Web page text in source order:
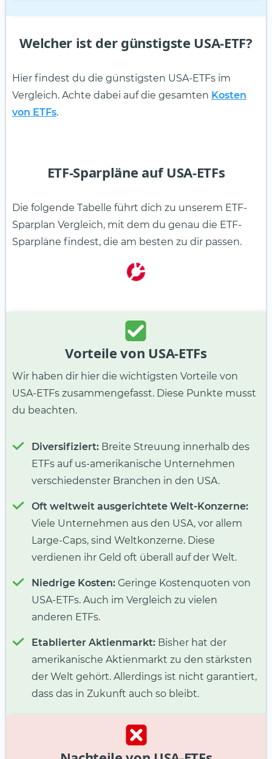
Welcher ist der günstigste USA-ETF?
Hier findest du die günstigsten USA-ETFs im
Vergleich. Achte dabei auf die gesamten Kosten
von ETFs.
ETF-Sparpläne auf USA-ETFs
Die folgende Tabelle führt dich zu unserem ETF-
Sparplan Vergleich, mit dem du genau die ETF-
Sparpläne findest, die am besten zu dir passen.
Vorteile von USA-ETFs
Wir haben dir hier die wichtigsten Vorteile von
USA-ETFs zusammengefasst. Diese Punkte musst
du beachten.
Diversifiziert: Breite Streuung innerhalb des
ETFs auf us-amerikanische Unternehmen
verschiedenster Branchen in den USA.
Oft weltweit ausgerichtete Welt-Konzerne:
Viele Unternehmen aus den USA, vor allem
Large-Caps, sind Weltkonzerne. Diese
verdienen ihr Geld oft überall auf der Welt.
Niedrige Kosten: Geringe Kostenquoten von
USA-ETFs. Auch im Vergleich zu vielen
anderen ETFs.
Etablierter Aktienmarkt: Bisher hat der
amerikanische Aktienmarkt zu den stärksten
der Welt gehört. Allerdings ist nicht garantiert,
dass das in Zukunft auch so bleibt.